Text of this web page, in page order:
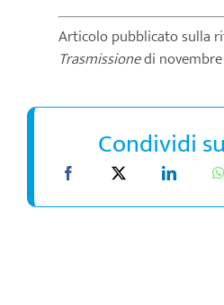
Articolo pubblicato sulla
Trasmissionedi
Condividi